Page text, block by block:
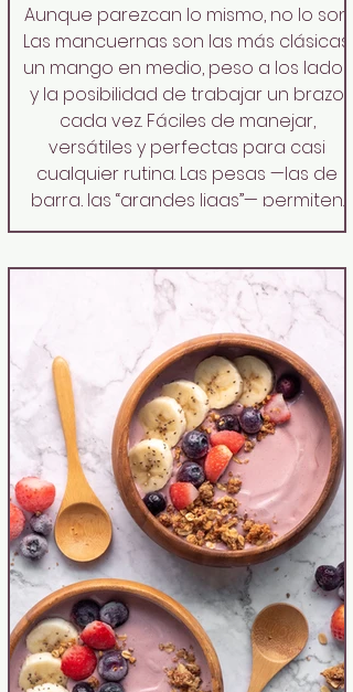
Aunque parezcan lo mismo, no lo son.
Las mancuernas son las más clásicas:
un mango en medio, peso a los lados
y la posibilidad de trabajar un brazo
cada vez. Fáciles de manejar,
versátiles y perfectas para casi
cualquier rutina. Las pesas —las de
barra, las “grandes ligas”— permiten
cargar más peso en los extremos, lo
fuerza si se usan bien. Y luego están
bolas de hierro con asa que
concentran todo el peso